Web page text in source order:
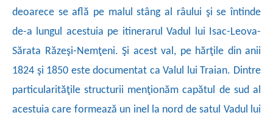
deoarece se află pe malul stâng al râului şi se întinde
de-a lungul acestuia pe itinerarul Vadul lui Isac-Leova-
Sărata Răzeşi-Nemţeni. Şi acest val, pe hărţile din anii
1824 şi 1850 este documentat ca Valul lui Traian. Dintre
particularităţile structurii menţionăm capătul de sud al
acestuia care formează un inel la nord de satul Vadul lui